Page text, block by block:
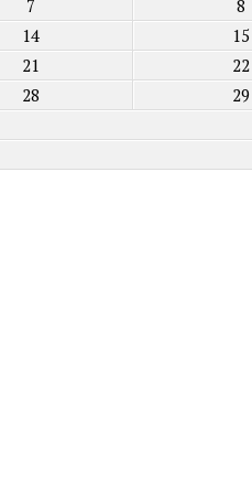
7 8
14 15
21 22
28 29